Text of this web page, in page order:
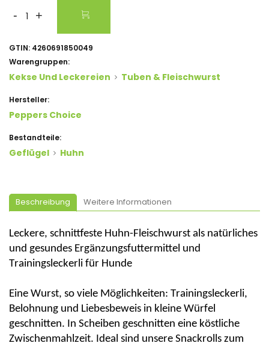
- +
GTIN: 4260691850049
Warengruppen:
Kekse Und Leckereien Tuben & Fleischwurst
Hersteller:
Peppers Choice
Bestandteile:
Geflügel Huhn
Beschreibung Weitere Informationen
Leckere, schnittfeste Huhn-Fleischwurst als natürliches
und gesundes Ergänzungsfuttermittel und
Trainingsleckerli für Hunde
Eine Wurst, so viele Möglichkeiten: Trainingsleckerli,
Belohnung und Liebesbeweis in kleine Würfel
geschnitten. In Scheiben geschnitten eine köstliche
Zwischenmahlzeit. Ideal sind unsere Snackrolls zum